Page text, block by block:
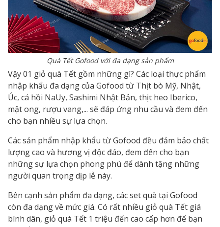
Quà Tết Gofood với đa dạng sản phẩm
Vậy 01 giỏ quà Tết gồm những gì? Các loại thực phẩm
nhập khẩu đa dạng của Gofood từ Thịt bò Mỹ, Nhật,
Úc, cá hồi NaUy, Sashimi Nhật Bản, thịt heo Iberico,
mật ong, rượu vang,... sẽ đáp ứng nhu cầu và đem đến
cho bạn nhiều sự lựa chọn.
Các sản phẩm nhập khẩu từ Gofood đều đảm bảo chất
lượng cao và hương vị độc đáo, đem đến cho bạn
những sự lựa chọn phong phú để dành tặng những
người quan trọng dịp lễ này.
Bên cạnh sản phẩm đa dạng, các set quà tại Gofood
còn đa dạng về mức giá. Có rất nhiều giỏ quà Tết giá
bình dân, giỏ quà Tết 1 triệu đến cao cấp hơn để bạn